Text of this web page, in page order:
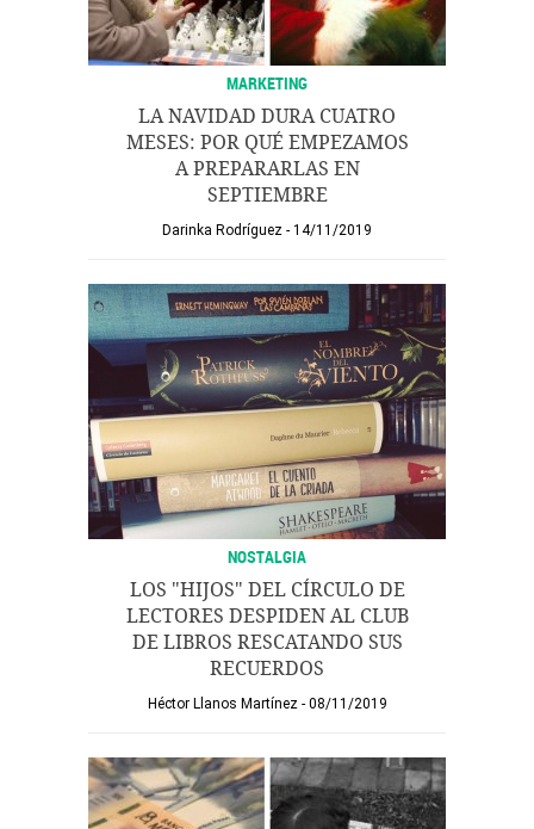
MARKETING
LA NAVIDAD DURA CUATRO
MESES: POR QUÉ EMPEZAMOS
A PREPARARLAS EN
SEPTIEMBRE
Darinka Rodríguez 14/11/2019
NOSTALGIA
LOS "HIJOS" DEL CÍRCULO DE
LECTORES DESPIDEN AL CLUB
DE LIBROS RESCATANDO SUS
RECUERDOS
Héctor Llanos Martínez 08/11/2019